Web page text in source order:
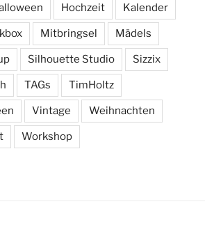
Hochzeit Kalender
Mitbringsel Mädels
Silhouette Studio Sizzix
TAGs TimHoltz
Vintage Weihnachten
Workshop